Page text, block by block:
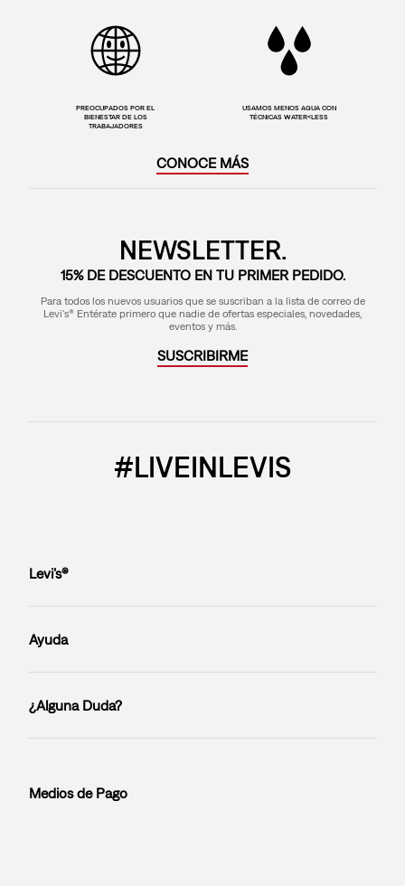
PREOCUPADOS POR EL
BIENESTAR DE LOS
TRABAJADORES
USAMOS MENOS AGUA CON
TÉCNICAS WATER<LESS
CONOCE MÁS
NEWSLETTER.
15% DE DESCUENTO EN TU PRIMER PEDIDO.
Para todos los nuevos usuarios que se suscriban a la lista de correo de
Levi's® Entérate primero que nadie de ofertas especiales, novedades,
eventos y más.
SUSCRIBIRME
#LIVEINLEVIS
Levi’s®
Ayuda
¿Alguna Duda?
Medios de Pago